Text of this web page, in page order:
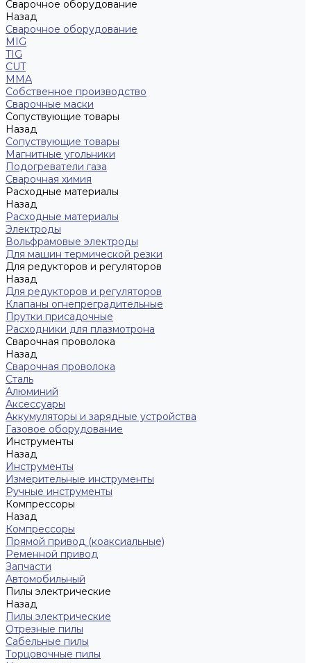
Сварочное оборудование
Назад
Сварочное оборудование
MIG
TIG
CUT
ММА
Собственное производство
Сварочные маски
Сопуствующие товары
Назад
Сопуствующие товары
Магнитные угольники
Подогреватели газа
Сварочная химия
Расходные материалы
Назад
Расходные материалы
Электроды
Вольфрамовые электроды
Для машин термической резки
Для редукторов и регуляторов
Назад
Для редукторов и регуляторов
Клапаны огнепреградительные
Прутки присадочные
Расходники для плазмотрона
Сварочная проволока
Назад
Сварочная проволока
Сталь
Алюминий
Аксессуары
Аккумуляторы и зарядные устройства
Газовое оборудование
Инструменты
Назад
Инструменты
Измерительные инструменты
Ручные инструменты
Компрессоры
Назад
Компрессоры
Прямой привод (коаксиальные)
Ременной привод
Запчасти
Автомобильный
Пилы электрические
Назад
Пилы электрические
Отрезные пилы
Сабельные пилы
Торцовочные пилы